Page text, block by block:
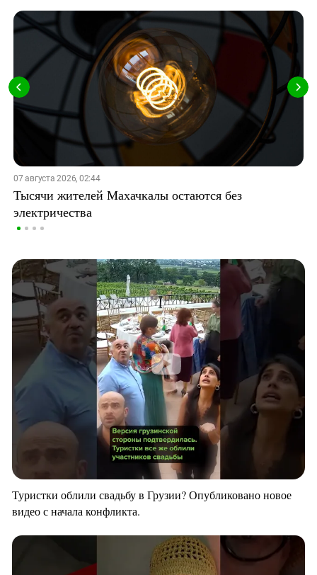
07 августа 2026, 02:44
Тысячи жителей Махачкалы остаются без
электричества
Туристки облили свадьбу в Грузии? Опубликовано новое
видео с начала конфликта.